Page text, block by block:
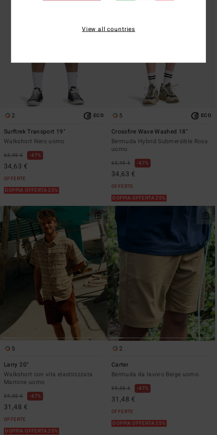
2 ECO
Surftrek Transport 19"
Walkshort Nero uomo
65,95 € 47%
34,63 €
OFFERTE
DOPPIA OFFERTA 25%
5 ECO
Crossfire Wave Washed 18"
Bermuda Hybrid Submersible Rosa
uomo
65,95 € 47%
34,63 €
OFFERTE
DOPPIA OFFERTA 25%
5
Larry 20"
Walkshort con vita elasticizzata
Marrone uomo
59,95 € 47%
31,48 €
OFFERTE
DOPPIA OFFERTA 25%
2
Carter
Bermuda da lavoro Beige uomo
59,95 € 47%
31,48 €
OFFERTE
DOPPIA OFFERTA 25%
View all countries